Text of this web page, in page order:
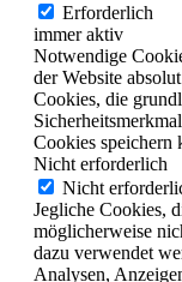
Erforderlich
immer aktiv
Notwendige
der Website
Cookies, die
Cookies speichern
Nicht erforderlich
Nicht
Jegliche Cookies,
möglicherweise
dazu verwendet
Analysen,